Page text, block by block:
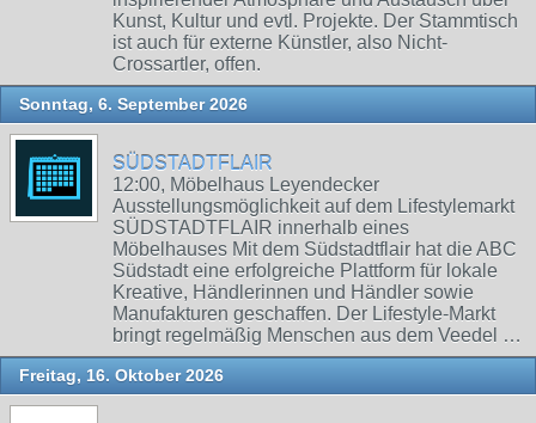
Kunst, Kultur und evtl. Projekte. Der Stammtisch
ist auch für externe Künstler, also Nicht-
Crossartler, offen.
Sonntag, 6. September 2026
SÜDSTADTFLAIR
12:00, Möbelhaus Leyendecker
Ausstellungsmöglichkeit auf dem Lifestylemarkt
SÜDSTADTFLAIR innerhalb eines
Möbelhauses Mit dem Südstadtflair hat die ABC
Südstadt eine erfolgreiche Plattform für lokale
Kreative, Händlerinnen und Händler sowie
Manufakturen geschaffen. Der Lifestyle-Markt
bringt regelmäßig Menschen aus dem Veedel …
Freitag, 16. Oktober 2026